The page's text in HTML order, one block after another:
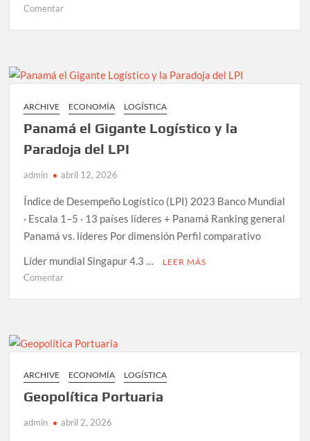
Comentaren
Oriente
Remodelan
los
Fletes
ARCHIVE ECONOMÍA LOGÍSTICA
Panamá el Gigante Logístico y la
Paradoja del LPI
admin abril 12, 2026
Índice de Desempeño Logístico (LPI) 2023 Banco Mundial
· Escala 1–5 · 13 países líderes + Panamá Ranking general
Panamá vs. líderes Por dimensión Perfil comparativo
Líder mundial Singapur 4.3 …
LEER MÁS
Comentaren
Logístico
y
Paradoja
del
ARCHIVE ECONOMÍA LOGÍSTICA
Geopolítica Portuaria
admin abril 2, 2026